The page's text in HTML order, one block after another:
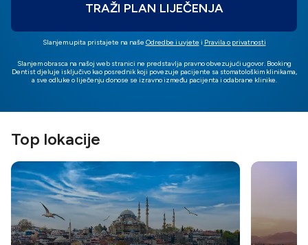
TRAŽI PLAN LIJEČENJA
Slanjem upita pristajete na naše Odredbe i uvjete i Pravila o privatnosti
Slanjem obrasca na našoj web stranici ne predstavlja pravno obvezujući ugovor. Booking
Dentist djeluje isključivo kao posrednik koji povezuje pacijente sa stomatološkim klinikama,
a sve odluke o liječenju donose se izravno između pacijenta i odabrane klinike.
Top lokacije